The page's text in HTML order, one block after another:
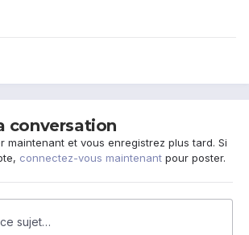
conversation
maintenant et vous enregistrez plus tard. Si
connectez-vous maintenant pour poster.
sujet…